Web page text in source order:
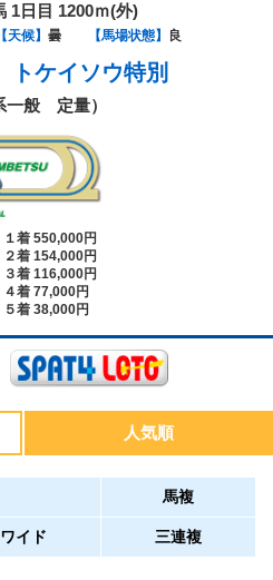
1日目 1200ｍ(外)
【天候】 曇 【馬場状態】 良
トケイソウ特別
一般 定量）
１着 550,000円
２着 154,000円
３着 116,000円
４着 77,000円
５着 38,000円
人気順
馬複
ワイド 三連複